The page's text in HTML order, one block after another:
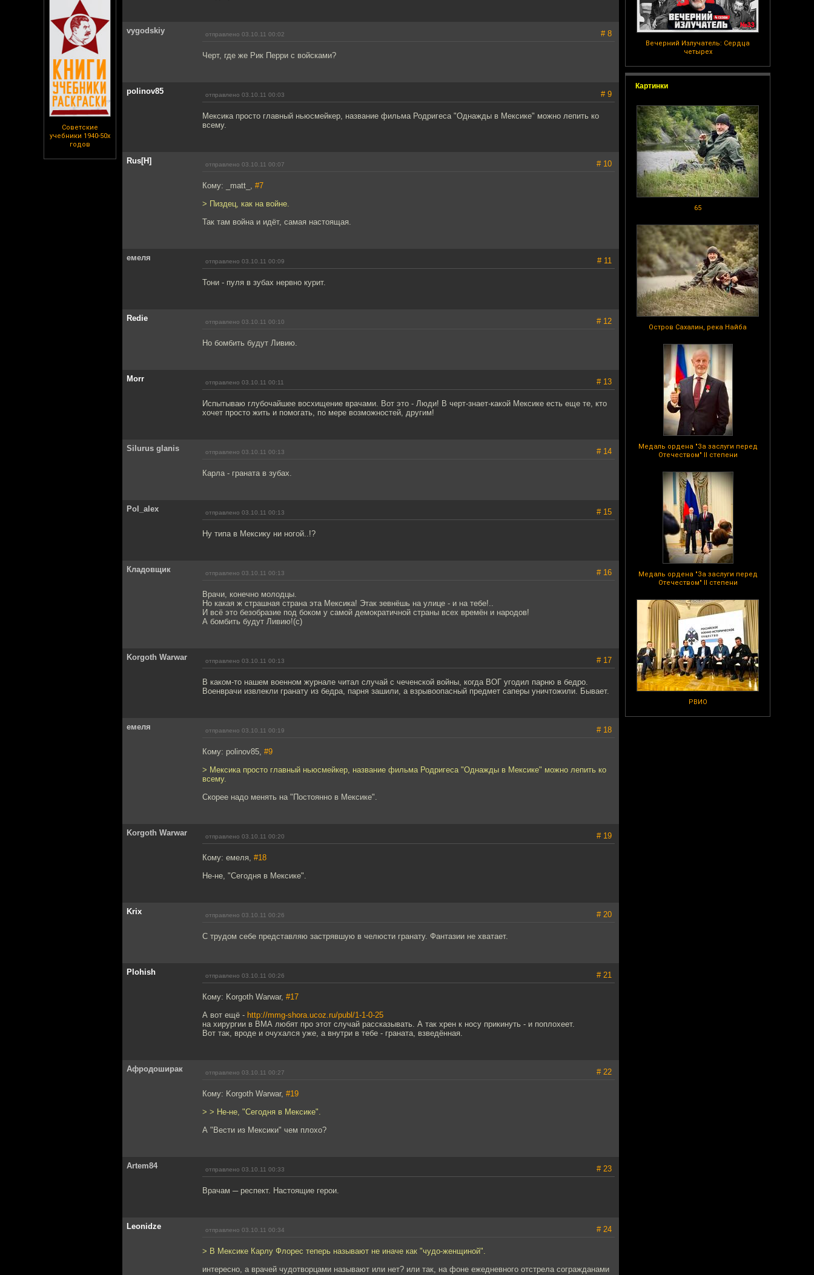
Советские
учебники 1940-50х
годов
Вечерний Излучатель: Сердца
четырех
Картинки
65
Остров Сахалин, река Найба
Медаль ордена "За заслуги перед
Отечеством" II степени
Медаль ордена "За заслуги перед
Отечеством" II степени
РВИО
vygodskiy отправлено 03.10.11 00:02 # 8
Черт, где же Рик Перри с войсками?
polinov85 отправлено 03.10.11 00:03 # 9
Мексика просто главный ньюсмейкер, название фильма Родригеса "Однажды в Мексике" можно лепить ко
всему.
Rus[H] отправлено 03.10.11 00:07 # 10
Кому: _matt_, #7
> Пиздец, как на войне.
Так там война и идёт, самая настоящая.
емеля отправлено 03.10.11 00:09 # 11
Тони - пуля в зубах нервно курит.
Redie отправлено 03.10.11 00:10 # 12
Но бомбить будут Ливию.
Morr отправлено 03.10.11 00:11 # 13
Испытываю глубочайшее восхищение врачами. Вот это - Люди! В черт-знает-какой Мексике есть еще те, кто
хочет просто жить и помогать, по мере возможностей, другим!
Silurus glanis отправлено 03.10.11 00:13 # 14
Карла - граната в зубах.
Pol_alex отправлено 03.10.11 00:13 # 15
Ну типа в Мексику ни ногой..!?
Кладовщик отправлено 03.10.11 00:13 # 16
Врачи, конечно молодцы.
Но какая ж страшная страна эта Мексика! Этак зевнёшь на улице - и на тебе!..
И всё это безобразие под боком у самой демократичной страны всех времён и народов!
А бомбить будут Ливию!(с)
Korgoth Warwar отправлено 03.10.11 00:13 # 17
В каком-то нашем военном журнале читал случай с чеченской войны, когда ВОГ угодил парню в бедро.
Военврачи извлекли гранату из бедра, парня зашили, а взрывоопасный предмет саперы уничтожили. Бывает.
емеля отправлено 03.10.11 00:19 # 18
Кому: polinov85, #9
> Мексика просто главный ньюсмейкер, название фильма Родригеса "Однажды в Мексике" можно лепить ко
всему.
Скорее надо менять на "Постоянно в Мексике".
Korgoth Warwar отправлено 03.10.11 00:20 # 19
Кому: емеля, #18
Не-не, "Сегодня в Мексике".
Krix отправлено 03.10.11 00:26 # 20
С трудом себе представляю застрявшую в челюсти гранату. Фантазии не хватает.
Plohish отправлено 03.10.11 00:26 # 21
Кому: Korgoth Warwar, #17
А вот ещё - http://mmg-shora.ucoz.ru/publ/1-1-0-25
на хирургии в ВМА любят про этот случай рассказывать. А так хрен к носу прикинуть - и поплохеет.
Вот так, вроде и очухался уже, а внутри в тебе - граната, взведённая.
Афродоширак отправлено 03.10.11 00:27 # 22
Кому: Korgoth Warwar, #19
> > Не-не, "Сегодня в Мексике".
А "Вести из Мексики" чем плохо?
Artem84 отправлено 03.10.11 00:33 # 23
Врачам ─ респект. Настоящие герои.
Leonidze отправлено 03.10.11 00:34 # 24
> В Мексике Карлу Флорес теперь называют не иначе как "чудо-женщиной".
интересно, а врачей чудотворцами называют или нет? или так, на фоне ежедневного отстрела согражданами